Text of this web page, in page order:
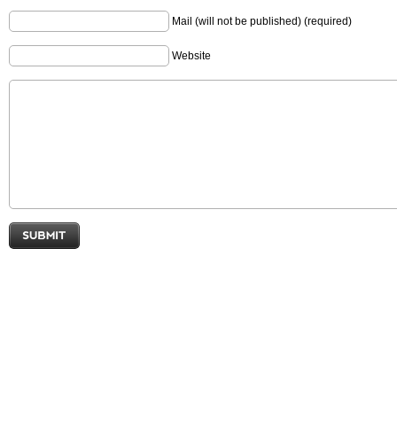
Mail (will not be published) (required)
Website